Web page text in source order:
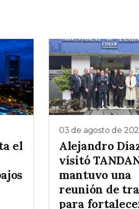
el
03 de agosto de
Alejandro
visitó
mantuvo una
reunión de
para